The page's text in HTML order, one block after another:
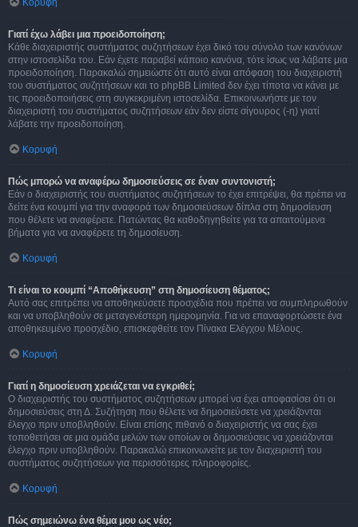
Κορυφή
Γιατί έχω λάβει μια προειδοποίηση;
Κάθε διαχειριστής συστήματος συζητήσεων έχει δικό του σύνολο των κανόνων
στην ιστοσελίδα του. Εάν έχετε παραβεί κάποιο κανόνα, τότε ίσως να λάβατε μια
προειδοποίηση. Παρακαλώ σημειώστε ότι αυτό είναι απόφαση του διαχειριστή
του συστήματος συζητήσεων και το phpBB Limited δεν έχει τίποτα να κάνει με
τις προειδοποιήσεις στη συγκεκριμένη ιστοσελίδα. Επικοινωνήστε με τον
διαχειριστή του συστήματος συζητήσεων εάν δεν είστε σίγουρος (-η) γιατί
λάβατε την προειδοποίηση.
Κορυφή
Πώς μπορώ να αναφέρω δημοσιεύσεις σε έναν συντονιστή;
Εάν ο διαχειριστής του συστήματος συζητήσεων το έχει επιτρέψει, θα πρέπει να
δείτε ένα κουμπί για την αναφορά των δημοσιεύσεων δίπλα στη δημοσίευση
που θέλετε να αναφέρετε. Πατώντας θα καθοδηγηθείτε για τα απαιτούμενα
βήματα για να αναφέρετε τη δημοσίευση.
Κορυφή
Τι είναι το κουμπί “Αποθήκευση” στη δημοσίευση θέματος;
Αυτό σας επιτρέπει να αποθηκεύσετε προσχέδια που πρέπει να συμπληρωθούν
και να υποβληθούν σε μεταγενέστερη ημερομηνία. Για να επαναφορτώσετε ένα
αποθηκευμένο προσχέδιο, επισκεφθείτε τον Πίνακα Ελέγχου Μέλους.
Κορυφή
Γιατί η δημοσίευση χρειάζεται να εγκριθεί;
Ο διαχειριστής του συστήματος συζητήσεων μπορεί να έχει αποφασίσει ότι οι
δημοσιεύσεις στη Δ. Συζήτηση που θέλετε να δημοσιεύσετε να χρειάζονται
έλεγχο πριν υποβληθούν. Είναι επίσης πιθανό ο διαχειριστής να σας έχει
τοποθετήσει σε μια ομάδα μελών των οποίων οι δημοσιεύσεις να χρειάζονται
έλεγχο πριν υποβληθούν. Παρακαλώ επικοινωνείτε με τον διαχειριστή του
συστήματος συζητήσεων για περισσότερες πληροφορίες.
Κορυφή
Πώς σημειώνω ένα θέμα μου ως νέο;